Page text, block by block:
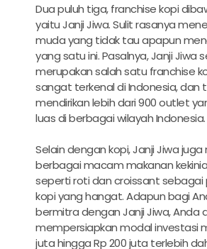
Dua puluh tiga, franchise kopi
yaitu Janji Jiwa. Sulit rasanya
muda yang tidak tau apapun
yang satu ini. Pasalnya, Janji Jiwa
merupakan salah satu franchise
sangat terkenal di Indonesia, dan
mendirikan lebih dari 900 outlet
luas di berbagai wilayah Indonesia.
Selain dengan kopi, Janji Jiwa
berbagai macam makanan
seperti roti dan croissant
kopi yang hangat. Adapun bagi
bermitra dengan Janji Jiwa, Anda
mempersiapkan modal investasi
juta hingga Rp 200 juta terlebih